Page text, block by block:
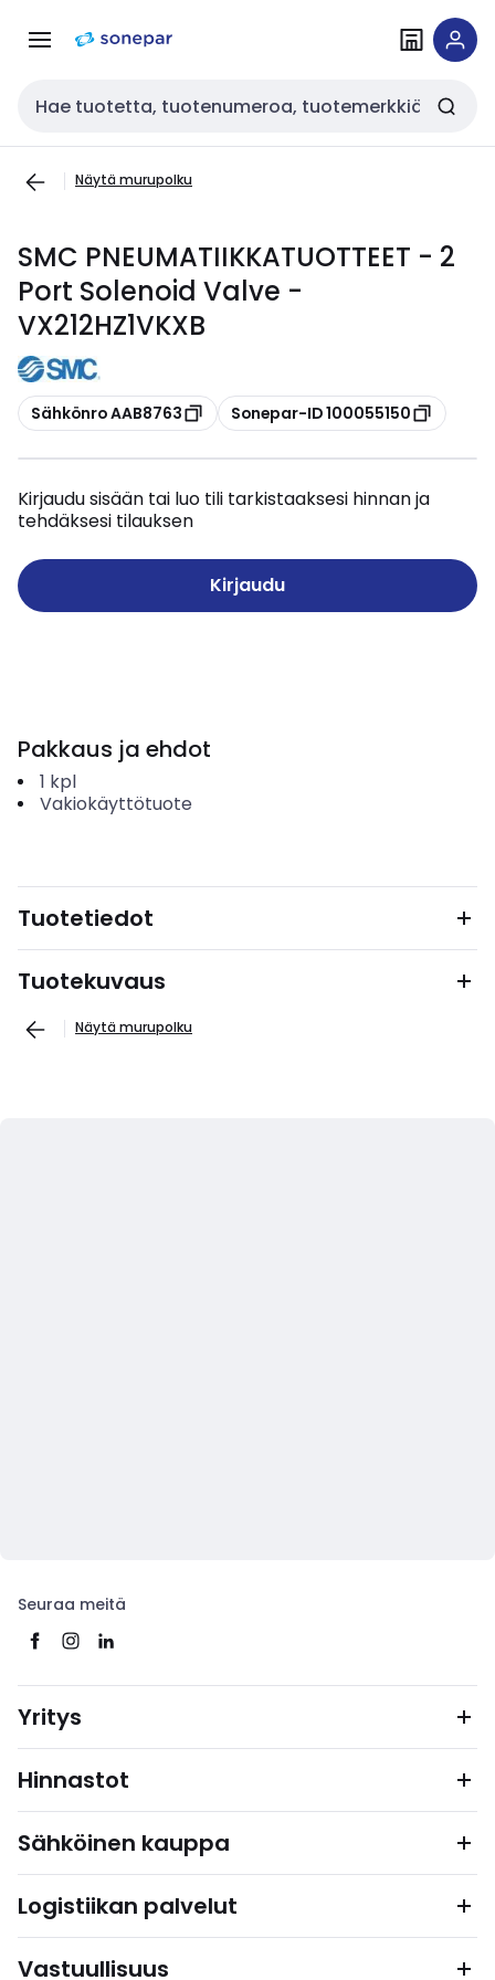
navigointiinsisältöön
Haku
Näytä murupolku
SMC PNEUMATIIKKATUOTTEET - 2
Port Solenoid Valve -
VX212HZ1VKXB
Kopioi
Sähkönro AAB8763 Kopioi
Sonepar-ID 100055150
Kirjaudu sisään tai luo tili tarkistaaksesi hinnan ja
tehdäksesi tilauksen
Kirjaudu
Pakkaus ja ehdot
1 kpl
Vakiokäyttötuote
Tuotetiedot
Tuotekuvaus
Näytä murupolku
Seuraa meitä
Yritys
Hinnastot
Sähköinen kauppa
Logistiikan palvelut
Vastuullisuus